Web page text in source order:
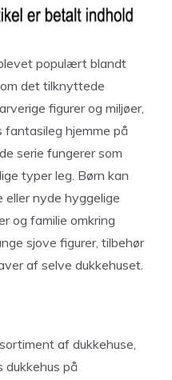
populært blandt
det tilknyttede
figurer og miljøer,
fantasileg hjemme på
serie fungerer som
typer leg. Børn kan
eller nyde hyggelige
og familie omkring
sjove figurer, tilbehør
af selve dukkehuset.
af dukkehuse,
dukkehus på